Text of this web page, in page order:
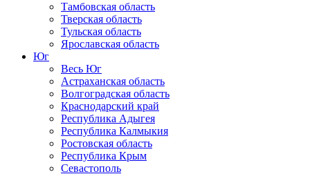
Тамбовская область
Тверская область
Тульская область
Ярославская область
Юг
Весь Юг
Астраханская область
Волгоградская область
Краснодарский край
Республика Адыгея
Республика Калмыкия
Ростовская область
Республика Крым
Севастополь